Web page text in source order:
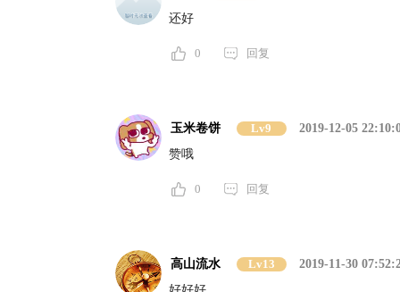
还好
0 回复
玉米卷饼 Lv9
2019-12-05
赞哦
0 回复
高山流水 Lv13
2019-11-30